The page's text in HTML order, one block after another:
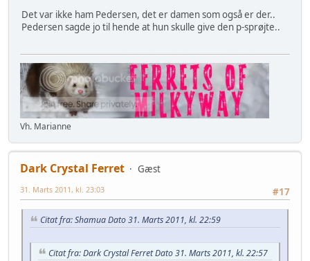
Det var ikke ham Pedersen, det er damen som også er der..
Pedersen sagde jo til hende at hun skulle give den p-sprøjte..
Vh. Marianne
Dark Crystal Ferret
Gæst
#17
31. Marts 2011, kl. 23:03
Citat fra: Shamua Dato 31. Marts 2011, kl. 22:59
Citat fra: Dark Crystal Ferret Dato 31. Marts 2011, kl. 22:57